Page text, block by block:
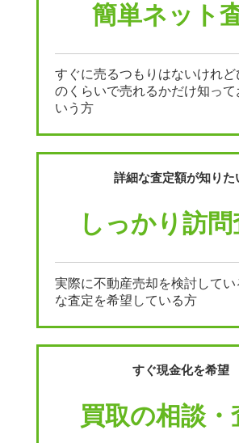
簡単ネット
すぐに売るつもりはないけれ
のくらいで売れるかだけ知って
いう方
詳細な査定額が知りた
しっかり訪問
実際に不動産売却を検討してい
な査定を希望している方
すぐ現金化を希望
買取の相談・